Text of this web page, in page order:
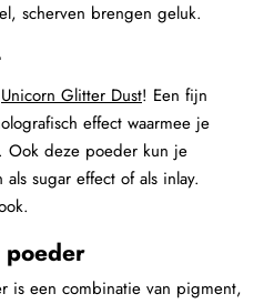
scherven brengen geluk.
Unicorn Glitter Dust! Een fijn
effect waarmee je
Ook deze poeder kun je
sugar effect of als inlay.
poeder
is een combinatie van pigment,